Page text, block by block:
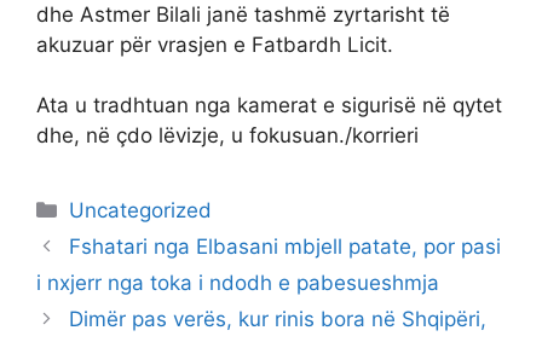
dhe Astmer Bilali janë tashmë zyrtarisht të
akuzuar për vrasjen e Fatbardh Licit.
Ata u tradhtuan nga kamerat e sigurisë në qytet
dhe, në çdo lëvizje, u fokusuan./korrieri
Categories
Uncategorized
Fshatari nga Elbasani mbjell patate, por pasi
i nxjerr nga toka i ndodh e pabesueshmja
Dimër pas verës, kur rinis bora në Shqipëri,